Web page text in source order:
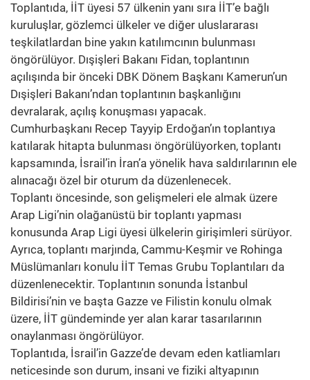
Toplantıda, İİT üyesi 57 ülkenin yanı sıra İİT’e bağlı
kuruluşlar, gözlemci ülkeler ve diğer uluslararası
teşkilatlardan bine yakın katılımcının bulunması
öngörülüyor. Dışişleri Bakanı Fidan, toplantının
açılışında bir önceki DBK Dönem Başkanı Kamerun’un
Dışişleri Bakanı’ndan toplantının başkanlığını
devralarak, açılış konuşması yapacak.
Cumhurbaşkanı Recep Tayyip Erdoğan’ın toplantıya
katılarak hitapta bulunması öngörülüyorken, toplantı
kapsamında, İsrail’in İran’a yönelik hava saldırılarının ele
alınacağı özel bir oturum da düzenlenecek.
Toplantı öncesinde, son gelişmeleri ele almak üzere
Arap Ligi’nin olağanüstü bir toplantı yapması
konusunda Arap Ligi üyesi ülkelerin girişimleri sürüyor.
Ayrıca, toplantı marjında, Cammu-Keşmir ve Rohinga
Müslümanları konulu İİT Temas Grubu Toplantıları da
düzenlenecektir. Toplantının sonunda İstanbul
Bildirisi’nin ve başta Gazze ve Filistin konulu olmak
üzere, İİT gündeminde yer alan karar tasarılarının
onaylanması öngörülüyor.
Toplantıda, İsrail’in Gazze’de devam eden katliamları
neticesinde son durum, insani ve fiziki altyapının